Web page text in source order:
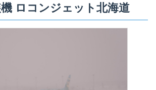
ロコンジェット北海道